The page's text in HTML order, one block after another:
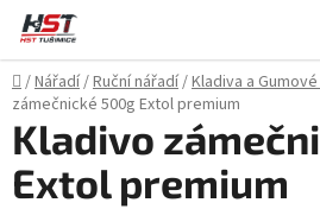
Přejít
obsah
Domů
/Nářadí/Ruční nářadí/Kladiva a
zámečnické 500g Extol premium
Kladivo
Extol premium